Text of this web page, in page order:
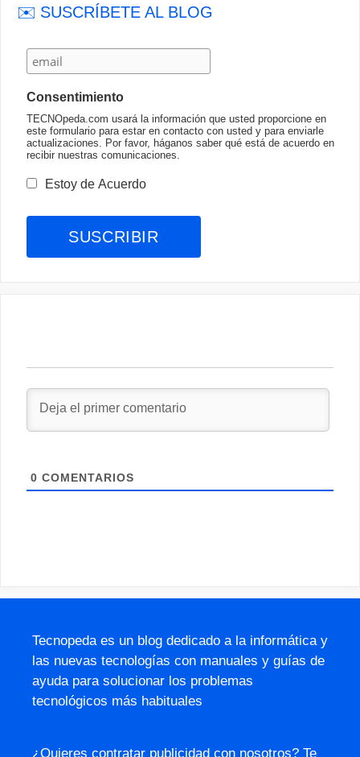
✉️ SUSCRÍBETE AL BLOG
Consentimiento
TECNOpeda.com usará la información que usted proporcione en
este formulario para estar en contacto con usted y para enviarle
actualizaciones. Por favor, háganos saber qué está de acuerdo en
recibir nuestras comunicaciones.
Estoy de Acuerdo
0 COMENTARIOS
Tecnopeda es un blog dedicado a la informática y
las nuevas tecnologías con manuales y guías de
ayuda para solucionar los problemas
tecnológicos más habituales
¿Quieres contratar publicidad con nosotros? Te